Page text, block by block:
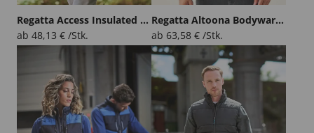
Regatta Access Insulated Bodywarmer
ab 48,13 € /Stk.
Regatta Altoona Bodywarmer
ab 63,58 € /Stk.